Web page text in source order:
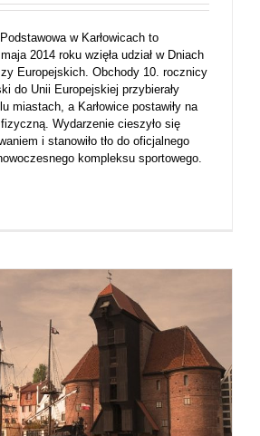
w Karłowicach to
2014 roku wzięła udział w Dniach
Europejskich. Obchody 10. rocznicy
do Unii Europejskiej przybierały
miastach, a Karłowice postawiły na
Wydarzenie cieszyło się
i stanowiło tło do oficjalnego
kompleksu sportowego.